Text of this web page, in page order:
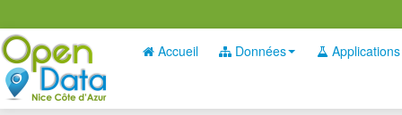
Accueil Données Applications